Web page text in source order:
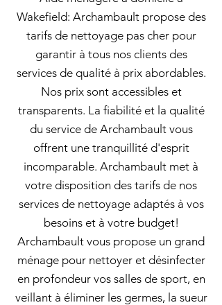
Wakefield: Archambault propose des
tarifs de nettoyage pas cher pour
garantir à tous nos clients des
services de qualité à prix abordables.
Nos prix sont accessibles et
transparents. La fiabilité et la qualité
du service de Archambault vous
offrent une tranquillité d'esprit
incomparable. Archambault met à
votre disposition des tarifs de nos
services de nettoyage adaptés à vos
besoins et à votre budget!
Archambault vous propose un grand
ménage pour nettoyer et désinfecter
en profondeur vos salles de sport, en
veillant à éliminer les germes, la sueur